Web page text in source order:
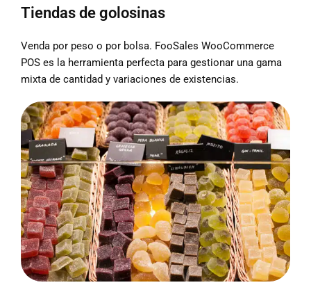
Tiendas de golosinas
Venda por peso o por bolsa. FooSales WooCommerce
POS es la herramienta perfecta para gestionar una gama
mixta de cantidad y variaciones de existencias.